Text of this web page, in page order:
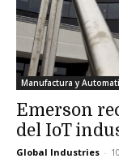
Manufactura y
Emerson
del IoT
Global Industries -